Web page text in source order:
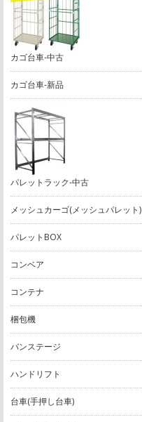
カゴ台車-中古
カゴ台車-新品
パレットラック-中古
メッシュカーゴ(メッシュパレット)
パレットBOX
コンベア
コンテナ
梱包機
バンステージ
ハンドリフト
台車(手押し台車)